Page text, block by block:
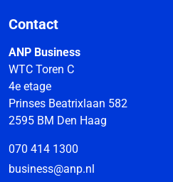
Contact
ANP Business
WTC Toren C
4e etage
Prinses Beatrixlaan 582
2595 BM Den Haag
070 414 1300
business@anp.nl